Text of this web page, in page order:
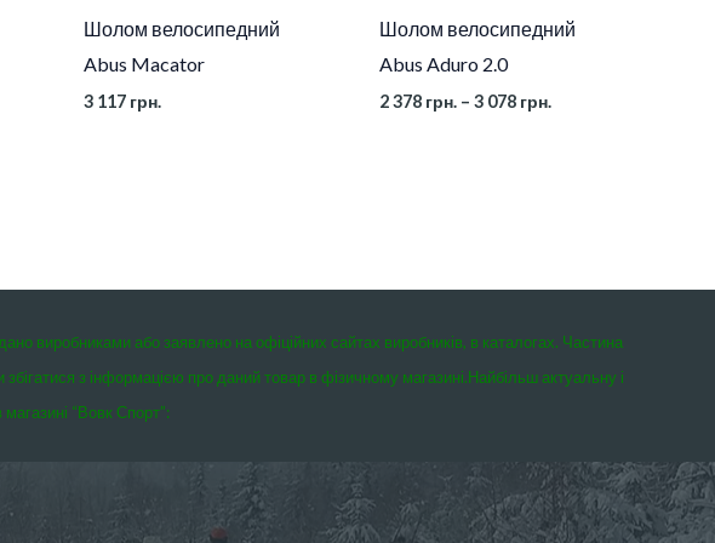
Шолом велосипедний
Abus Macator
3 117 грн.
Шолом велосипедний
Abus Aduro 2.0
2 378 грн. – 3 078 грн.
виробниками або заявлено на офіційних сайтах виробників, в каталогах. Частина
з інформацією про даний товар в фізичному магазині.Найбільш актуальну і
“Вовк Спорт”: